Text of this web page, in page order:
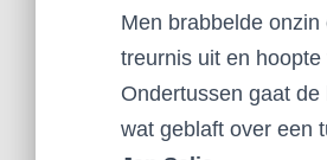
Men brabbelde onzin
treurnis uit en
Ondertussen gaat
wat geblaft over een